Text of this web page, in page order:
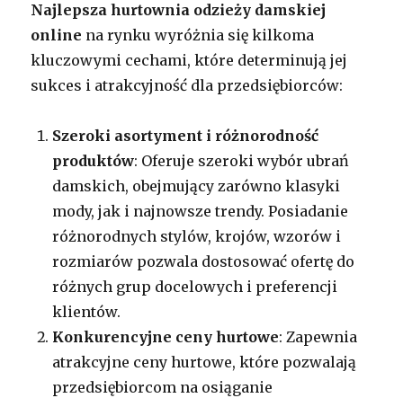
Najlepsza hurtownia odzieży damskiej
online na rynku wyróżnia się kilkoma
kluczowymi cechami, które determinują jej
sukces i atrakcyjność dla przedsiębiorców:
Szeroki asortyment i różnorodność
produktów: Oferuje szeroki wybór ubrań
damskich, obejmujący zarówno klasyki
mody, jak i najnowsze trendy. Posiadanie
różnorodnych stylów, krojów, wzorów i
rozmiarów pozwala dostosować ofertę do
różnych grup docelowych i preferencji
klientów.
Konkurencyjne ceny hurtowe: Zapewnia
atrakcyjne ceny hurtowe, które pozwalają
przedsiębiorcom na osiąganie